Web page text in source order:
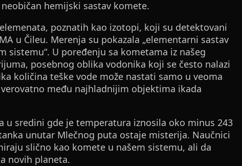
hemijski sastav komete.
poznatih kao izotopi, koji su detektovani
u Čileu. Merenja su pokazala „elementarni sastav
sistemu“. U poređenju sa kometama iz našeg
posebnog oblika vodonika koji se često nalazi
količina teške vode može nastati samo u veoma
među najhladnijim objektima ikada
sredini gde je temperatura iznosila oko minus 243
unutar Mlečnog puta ostaje misterija. Naučnici
slično kao komete u našem sistemu, ali da
novih planeta.